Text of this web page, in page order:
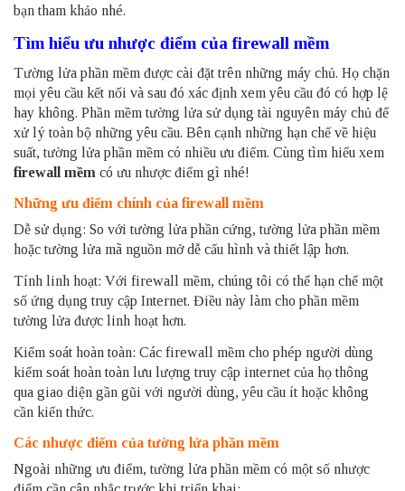
bạn tham khảo nhé.
Tìm hiểu ưu nhược điểm của firewall mềm
Tường lửa phần mềm được cài đặt trên những máy chủ. Họ chặn
mọi yêu cầu kết nối và sau đó xác định xem yêu cầu đó có hợp lệ
hay không. Phần mềm tường lửa sử dụng tài nguyên máy chủ để
xử lý toàn bộ những yêu cầu. Bên cạnh những hạn chế về hiệu
suất, tường lửa phần mềm có nhiều ưu điểm. Cùng tìm hiểu xem
firewall mềm có ưu nhược điểm gì nhé!
Những ưu điểm chính của firewall mềm
Dễ sử dụng: So với tường lửa phần cứng, tường lửa phần mềm
hoặc tường lửa mã nguồn mở dễ cấu hình và thiết lập hơn.
Tính linh hoạt: Với firewall mềm, chúng tôi có thể hạn chế một
số ứng dụng truy cập Internet. Điều này làm cho phần mềm
tường lửa được linh hoạt hơn.
Kiểm soát hoàn toàn: Các firewall mềm cho phép người dùng
kiểm soát hoàn toàn lưu lượng truy cập internet của họ thông
qua giao diện gần gũi với người dùng, yêu cầu ít hoặc không
cần kiến ​​thức.
Các nhược điểm của tường lửa phần mềm
Ngoài những ưu điểm, tường lửa phần mềm có một số nhược